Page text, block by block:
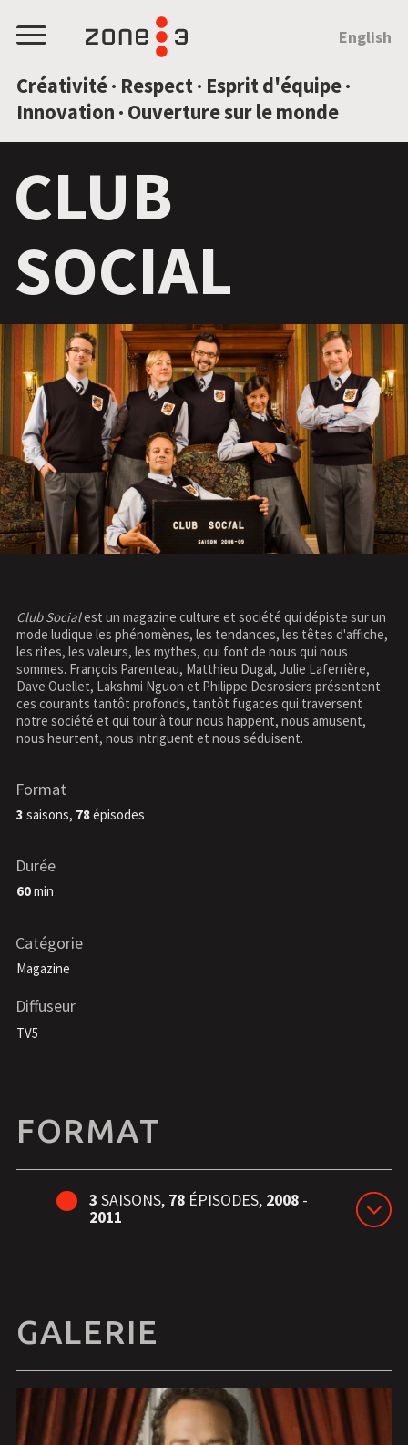
Menu
Créativité · Respect · Esprit d'équipe ·
Innovation · Ouverture sur le monde
English
CLUB
SOCIAL
Club Socialest un magazine culture et société qui dépiste sur un
mode ludique les phénomènes, les tendances, les têtes d'affiche,
les rites, les valeurs, les mythes, qui font de nous qui nous
sommes. François Parenteau, Matthieu Dugal, Julie Laferrière,
Dave Ouellet, Lakshmi Nguon et Philippe Desrosiers présentent
ces courants tantôt profonds, tantôt fugaces qui traversent
notre société et qui tour à tour nous happent, nous amusent,
nous heurtent, nous intriguent et nous séduisent.
Format
3 saisons, 78épisodes
Durée
60min
Catégorie
Magazine
Diffuseur
TV5
FORMAT
3 SAISONS, 78 ÉPISODES, 2008-
2011
GALERIE